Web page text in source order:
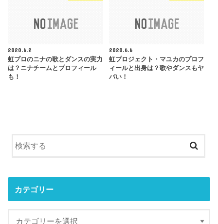
2020.6.2
虹プロのニナの歌とダンスの実力
は？ニナチームとプロフィール
も！
2020.6.6
虹プロジェクト・マユカのプロフ
ィールと出身は？歌やダンスもヤ
バい！
カテゴリー